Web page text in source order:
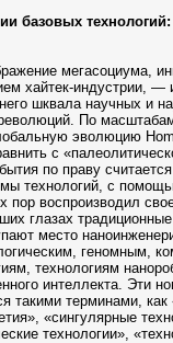
базовых
мегасоциума,
хайтек-индустрии, —
шквала научных и
По
эволюцию
с
по праву
технологий, с
пор воспроизводил
глазах традиционные
место
геномным,
технологиям
интеллекта. Эти
такими терминами, как
«сингулярные
технологии»,